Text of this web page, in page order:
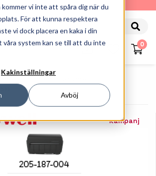
kommer vi inte att spåra dig när du
För att kunna respektera
vi dock placera en kaka i din
våra system kan se till att du inte
Kakinställningar
Avböj
0
Tillbehör Skrivare
Kampanj